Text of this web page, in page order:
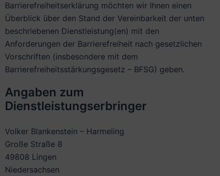
Barrierefreiheitserklärung möchten wir Ihnen einen
Überblick über den Stand der Vereinbarkeit der unten
beschriebenen Dienstleistung(en) mit den
Anforderungen der Barrierefreiheit nach gesetzlichen
Vorschriften (insbesondere mit dem
Barrierefreiheitsstärkungsgesetz – BFSG) geben.
Angaben zum
Dienstleistungserbringer
Volker Blankenstein – Harmeling
Große Straße 8
49808 Lingen
Niedersachsen